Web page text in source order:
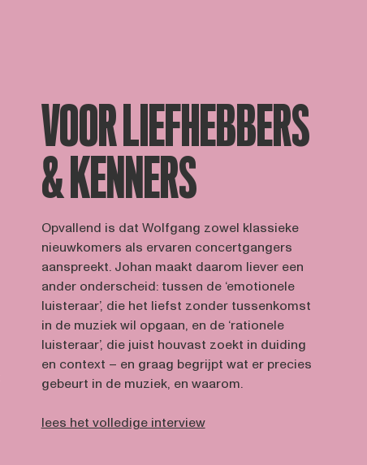
VOOR LIEFHEBBERS
& KENNERS
Opvallend is dat Wolfgang zowel klassieke
nieuwkomers als ervaren concertgangers
aanspreekt. Johan maakt daarom liever een
ander onderscheid: tussen de ‘emotionele
luisteraar’, die het liefst zonder tussenkomst
in de muziek wil opgaan, en de ‘rationele
luisteraar’, die juist houvast zoekt in duiding
en context – en graag begrijpt wat er precies
gebeurt in de muziek, en waarom.
lees het volledige interview